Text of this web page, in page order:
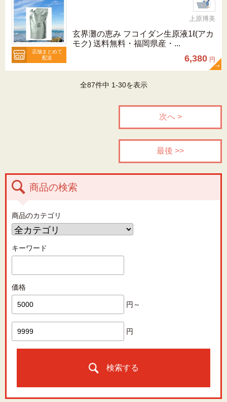
店舗まとめて
配送
上原博美
玄界灘の恵み フコイダン生原液1ℓ(アカ
モク) 送料無料・福岡県産・...
6,380 円
全87件中 1-30を表示
次へ >
最後 >>
商品の検索
商品のカテゴリ
キーワード
価格
円～
円
検索する